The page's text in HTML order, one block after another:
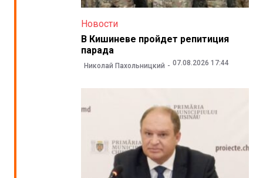
Новости
В Кишиневе пройдет репитиция
парада
Николай Пахольницкий 07.08.2026 17:44